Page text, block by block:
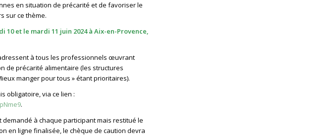
en situation de précarité et de favoriser le
sur ce thème.
10 et le mardi 11 juin 2024 à Aix-en-Provence,
à tous les professionnels œuvrant
de précarité alimentaire (les structures
manger pour tous » étant prioritaires).
obligatoire, via ce lien :
.
demandé à chaque participant mais restitué le
en ligne finalisée, le chèque de caution devra